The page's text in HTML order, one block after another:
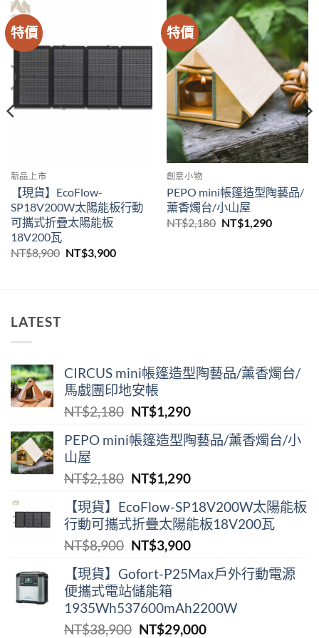
特價
新品上市
【現貨】EcoFlow-
SP18V200W太陽能板行動
可攜式折疊太陽能板
18V200瓦
NT$8,900 原
NT$3,900目
特價
創意小物
PEPO mini帳篷造型陶藝品/
薰香燭台/小山屋
NT$2,180 原
NT$1,290目
LATEST
CIRCUS mini帳篷造型陶藝品/薰香燭台/
馬戲團印地安帳
NT$2,180 原
價
NT$2,180。
NT$1,290目
價
NT$1,290。
PEPO mini帳篷造型陶藝品/薰香燭台/小
山屋
NT$2,180 原
價
格：
NT$2,180。
NT$1,290目
價
格：
NT$1,290。
【現貨】EcoFlow-SP18V200W太陽能板
行動可攜式折疊太陽能板18V200瓦
NT$8,900 原
價
格：
NT$8,900。
NT$3,900目
價
NT$3,900。
【現貨】Gofort-P25Max戶外行動電源
便攜式電站儲能箱
1935Wh537600mAh2200W
NT$38,900 原
NT$29,000目